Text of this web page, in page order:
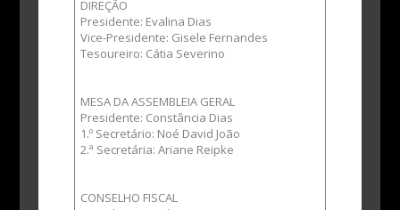
DIREÇÃO
Presidente: Evalina Dias
Vice-Presidente: Gisele Fernandes
Tesoureiro: Cátia Severino
MESA DA ASSEMBLEIA GERAL
Presidente: Constância Dias
1.º Secretário: Noé David João
2.ª Secretária: Ariane Reipke
CONSELHO FISCAL